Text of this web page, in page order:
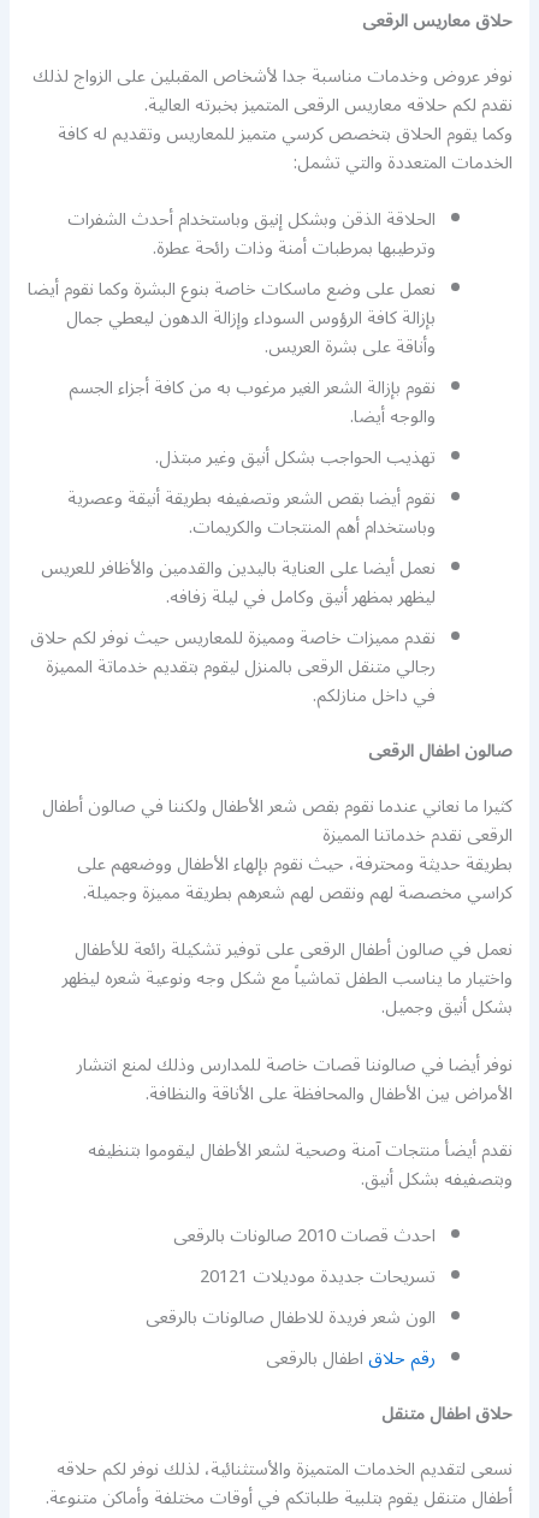
حلاق معاريس الرقعى
نوفر عروض وخدمات مناسبة جدا لأشخاص المقبلين على الزواج لذلك
نقدم لكم حلاقه معاريس الرقعى المتميز بخبرته العالية.
وكما يقوم الحلاق بتخصص كرسي متميز للمعاريس وتقديم له كافة
الخدمات المتعددة والتي تشمل:
الحلاقة الذقن وبشكل إنيق وباستخدام أحدث الشفرات
وترطيبها بمرطبات أمنة وذات رائحة عطرة.
نعمل على وضع ماسكات خاصة بنوع البشرة وكما نقوم أيضا
بإزالة كافة الرؤوس السوداء وإزالة الدهون ليعطي جمال
وأناقة على بشرة العريس.
نقوم بإزالة الشعر الغير مرغوب به من كافة أجزاء الجسم
والوجه أيضا.
تهذيب الحواجب بشكل أنيق وغير مبتذل.
نقوم أيضا بقص الشعر وتصفيفه بطريقة أنيقة وعصرية
وباستخدام أهم المنتجات والكريمات.
نعمل أيضا على العناية باليدين والقدمين والأظافر للعريس
ليظهر بمظهر أنيق وكامل في ليلة زفافه.
نقدم مميزات خاصة ومميزة للمعاريس حيث نوفر لكم حلاق
رجالي متنقل الرقعى بالمنزل ليقوم بتقديم خدماتة المميزة
في داخل منازلكم.
صالون اطفال الرقعى
كثيرا ما نعاني عندما نقوم بقص شعر الأطفال ولكننا في صالون أطفال
الرقعى نقدم خدماتنا المميزة
بطريقة حديثة ومحترفة، حيث نقوم بإلهاء الأطفال ووضعهم على
كراسي مخصصة لهم ونقص لهم شعرهم بطريقة مميزة وجميلة.
نعمل في صالون أطفال الرقعى على توفير تشكيلة رائعة للأطفال
واختيار ما يناسب الطفل تماشياً مع شكل وجه ونوعية شعره ليظهر
بشكل أنيق وجميل.
نوفر أيضا في صالوننا قصات خاصة للمدارس وذلك لمنع انتشار
الأمراض بين الأطفال والمحافظة على الأناقة والنظافة.
نقدم أيضأ منتجات آمنة وصحية لشعر الأطفال ليقوموا بتنظيفه
وبتصفيفه بشكل أنيق.
احدث قصات 2010 صالونات بالرقعى
تسريحات جديدة موديلات 20121
الون شعر فريدة للاطفال صالونات بالرقعى
رقم حلاقاطفال بالرقعى
حلاق اطفال متنقل
نسعى لتقديم الخدمات المتميزة والأستثنائية، لذلك نوفر لكم حلاقه
أطفال متنقل يقوم بتلبية طلباتكم في أوقات مختلفة وأماكن متنوعة.